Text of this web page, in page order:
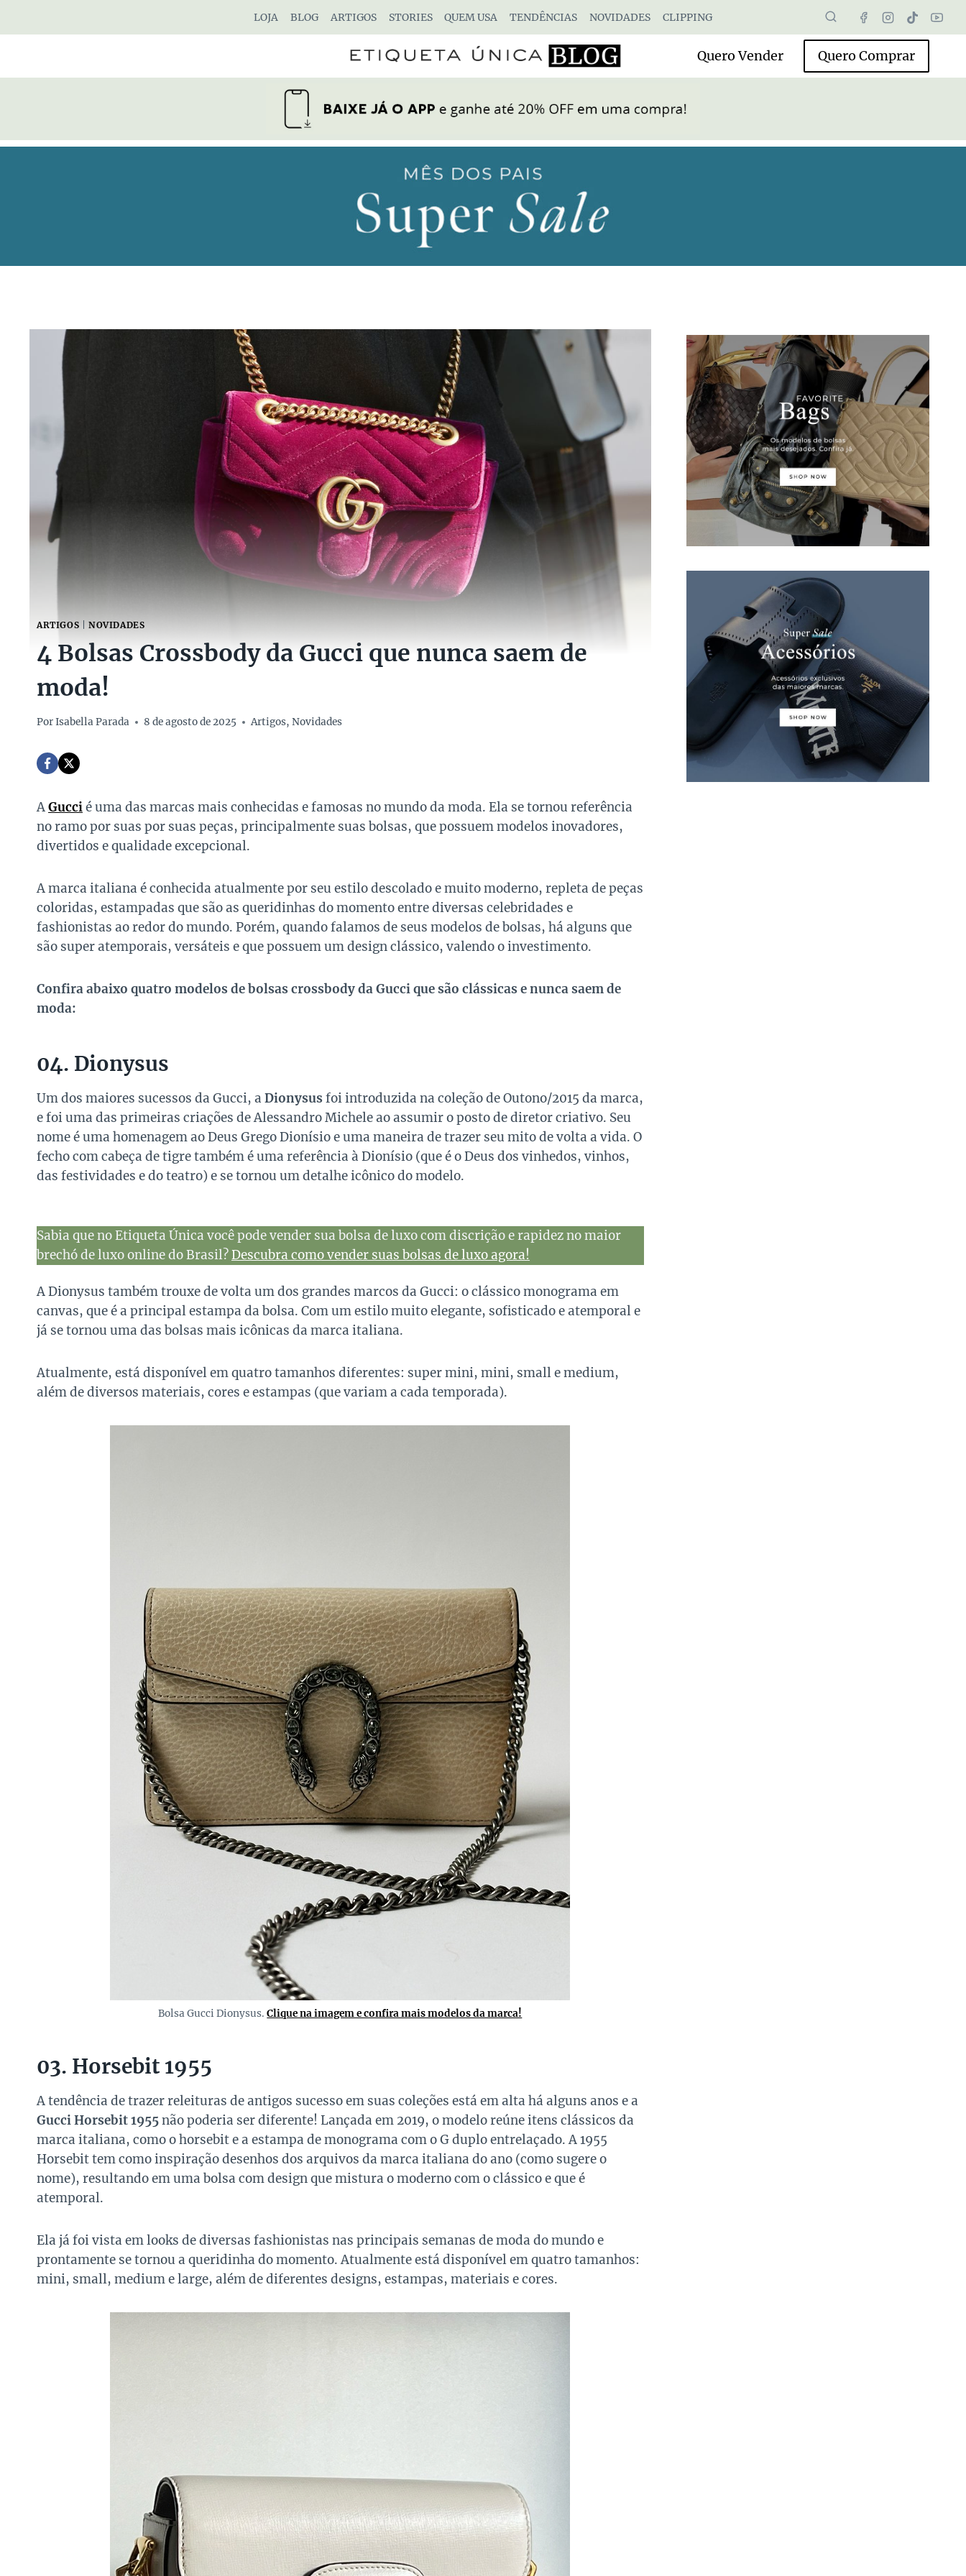
LOJA BLOG ARTIGOS STORIES QUEM USA TENDÊNCIAS NOVIDADES CLIPPING
Quero Vender Quero Comprar
ARTIGOS NOVIDADES
4 Bolsas Crossbody da Gucci que nunca saem de
moda!
PorIsabella Parada 8 de agosto de 2025 Artigos,Novidades
AGuccié uma das marcas mais conhecidas e famosas no mundo da moda. Ela se tornou referência
no ramo por suas por suas peças, principalmente suas bolsas, que possuem modelos inovadores,
divertidos e qualidade excepcional.
A marca italiana é conhecida atualmente por seu estilo descolado e muito moderno, repleta de peças
coloridas, estampadas que são as queridinhas do momento entre diversas celebridades e
fashionistas ao redor do mundo. Porém, quando falamos de seus modelos de bolsas, há alguns que
são super atemporais, versáteis e que possuem um design clássico, valendo o investimento.
Confira abaixo quatro modelos de bolsas crossbody da Gucci que são clássicas e nunca saem de
moda:
04. Dionysus
Um dos maiores sucessos da Gucci, a Dionysus foi introduzida na coleção de Outono/2015 da marca,
e foi uma das primeiras criações de Alessandro Michele ao assumir o posto de diretor criativo. Seu
nome é uma homenagem ao Deus Grego Dionísio e uma maneira de trazer seu mito de volta a vida. O
fecho com cabeça de tigre também é uma referência à Dionísio (que é o Deus dos vinhedos, vinhos,
das festividades e do teatro) e se tornou um detalhe icônico do modelo.
Sabia que no Etiqueta Única você pode vender sua bolsa de luxo com discrição e rapidez no maior
brechó de luxo online do Brasil?Descubra como vender suas bolsas de luxo agora!
A Dionysus também trouxe de volta um dos grandes marcos da Gucci: o clássico monograma em
canvas, que é a principal estampa da bolsa. Com um estilo muito elegante, sofisticado e atemporal e
já se tornou uma das bolsas mais icônicas da marca italiana.
Atualmente, está disponível em quatro tamanhos diferentes: super mini, mini, small e medium,
além de diversos materiais, cores e estampas (que variam a cada temporada).
Bolsa Gucci Dionysus.Clique na imagem e confira mais modelos da marca!
03. Horsebit 1955
A tendência de trazer releituras de antigos sucesso em suas coleções está em alta há alguns anos e a
Gucci Horsebit 1955não poderia ser diferente! Lançada em 2019, o modelo reúne itens clássicos da
marca italiana, como o horsebit e a estampa de monograma com o G duplo entrelaçado. A 1955
Horsebit tem como inspiração desenhos dos arquivos da marca italiana do ano (como sugere o
nome), resultando em uma bolsa com design que mistura o moderno com o clássico e que é
atemporal.
Ela já foi vista em looks de diversas fashionistas nas principais semanas de moda do mundo e
prontamente se tornou a queridinha do momento. Atualmente está disponível em quatro tamanhos:
mini, small, medium e large, além de diferentes designs, estampas, materiais e cores.